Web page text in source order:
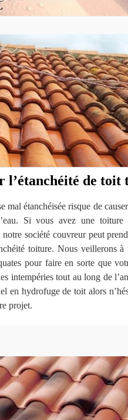
l’étanchéité de toit
mal étanchéisée risque de
Si vous avez une toiture
notre société couvreur peut
toiture. Nous veillerons
pour faire en sorte que
intempéries tout au long de
en hydrofuge de toit alors
projet.